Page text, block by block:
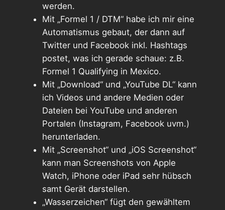
werden.
Mit „Formel 1 / DTM“ habe ich mir eine
Automatismus gebaut, der dann auf
Twitter und Facebook inkl. Hashtags
postet, was ich gerade schaue: z.B.
Formel 1 Qualifying in Mexico.
Mit „Download“ und „YouTube DL“ kann
ich Videos und andere Medien oder
Dateien bei YouTube und anderen
Portalen (Instagram, Facebook uvm.)
herunterladen.
Mit „Screenshot“ und „iOS Screenshot“
kann man Screenshots von Apple
Watch, iPhone oder iPad sehr hübsch
samt Gerät darstellen.
„Wasserzeichen“ fügt den gewähltem